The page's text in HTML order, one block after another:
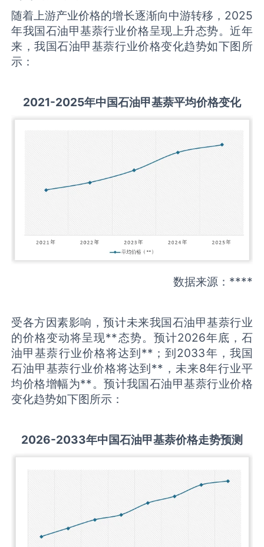
随着上游产业价格的增长逐渐向中游转移，2025
年我国石油甲基萘行业价格呈现上升态势。近年
来，我国石油甲基萘行业价格变化趋势如下图所
示：
2021-2025年中国石油甲基萘平均价格变化
数据来源：****
受各方因素影响，预计未来我国石油甲基萘行业
的价格变动将呈现**态势。预计2026年底，石
油甲基萘行业价格将达到**；到2033年，我国
石油甲基萘行业价格将达到**，未来8年行业平
均价格增幅为**。预计我国石油甲基萘行业价格
变化趋势如下图所示：
2026-2033年中国石油甲基萘价格走势预测